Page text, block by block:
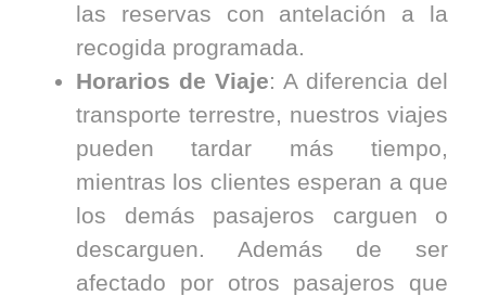
las reservas con antelación a la
recogida programada.
Horarios de Viaje: A diferencia del
transporte terrestre, nuestros viajes
pueden tardar más tiempo,
mientras los clientes esperan a que
los demás pasajeros carguen o
descarguen. Además de ser
afectado por otros pasajeros que